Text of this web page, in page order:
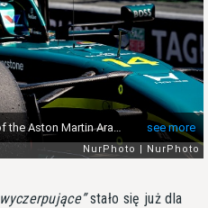
wyczerpujące stało się już dla